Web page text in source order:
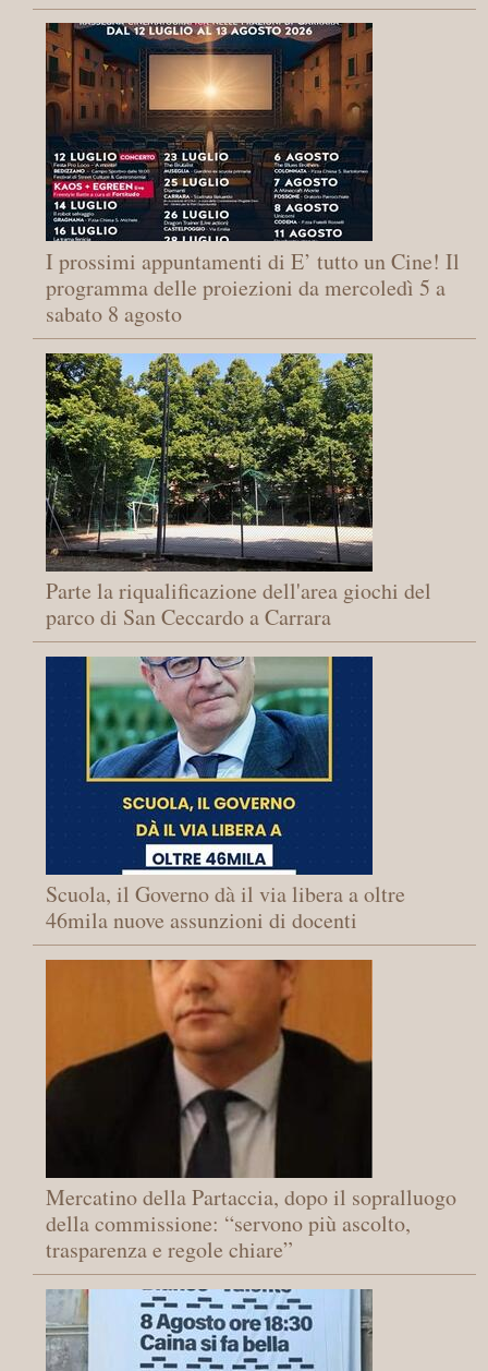
I prossimi appuntamenti di E’ tutto un Cine! Il
programma delle proiezioni da mercoledì 5 a
sabato 8 agosto
Parte la riqualificazione dell'area giochi del
parco di San Ceccardo a Carrara
Scuola, il Governo dà il via libera a oltre
46mila nuove assunzioni di docenti
Mercatino della Partaccia, dopo il sopralluogo
della commissione: “servono più ascolto,
trasparenza e regole chiare”